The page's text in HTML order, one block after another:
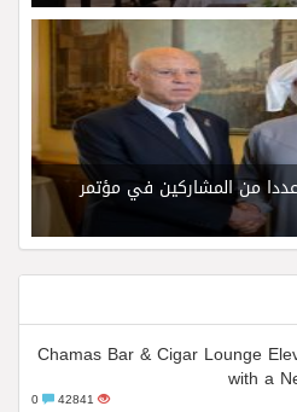
من المشاركين في مؤتمر
Chamas Bar & Cigar Lounge
with a
42841